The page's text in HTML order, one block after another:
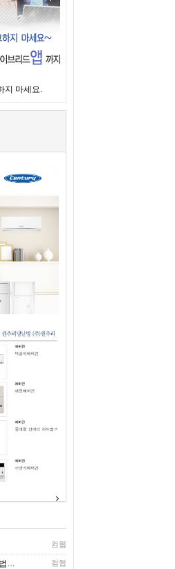
지 마세요.
컴웹
… 컴웹